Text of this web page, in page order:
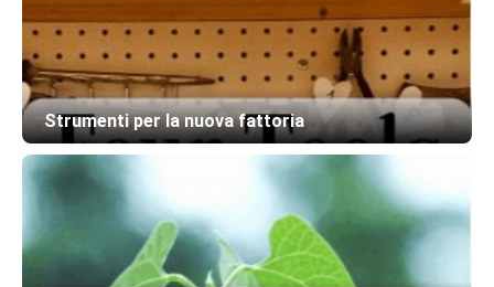
Strumenti per la nuova fattoria